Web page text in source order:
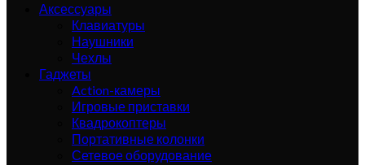
Аксессуары
Клавиатуры
Наушники
Чехлы
Гаджеты
Action-камеры
Игровые приставки
Квадрокоптеры
Портативные колонки
Сетевое оборудование